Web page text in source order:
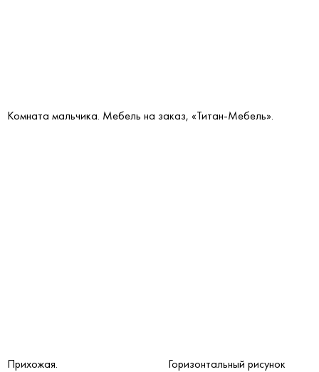
Комната мальчика. Мебель на заказ, «Титан-Мебель».
Прихожая.
Горизонтальный рисунок